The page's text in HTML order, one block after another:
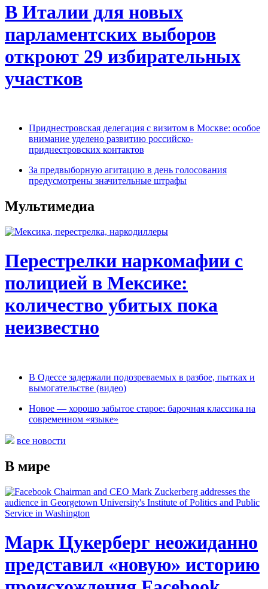
В Италии для новых
парламентских выборов
откроют 29 избирательных
участков
Приднестровская делегация с визитом в Москве: особое
внимание уделено развитию российско-
приднестровских контактов
За предвыборную агитацию в день голосования
предусмотрены значительные штрафы
Мультимедиа
Перестрелки наркомафии с
полицией в Мексике:
количество убитых пока
неизвестно
В Одессе задержали подозреваемых в разбое, пытках и
вымогательстве (видео)
Новое — хорошо забытое старое: барочная классика на
современном «языке»
все новости
В мире
Марк Цукерберг неожиданно
представил «новую» историю